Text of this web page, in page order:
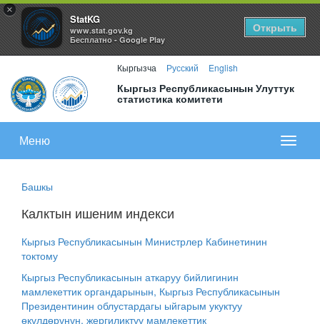
×
StatKG
www.stat.gov.kg
Бесплатно - Google Play
Открыть
Кыргызча Русский English
Кыргыз Республикасынын Улуттук
статистика комитети
меню
Меню
Башкы
Калктын ишеним индекси
Кыргыз Республикасынын Министрлер Кабинетинин
токтому
Кыргыз Республикасынын аткаруу бийлигинин
мамлекеттик органдарынын, Кыргыз Республикасынын
Президентинин облустардагы ыйгарым укуктуу
өкүлдөрүнүн, жергиликтүү мамлекеттик